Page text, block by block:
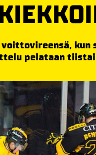
kun
pelataan